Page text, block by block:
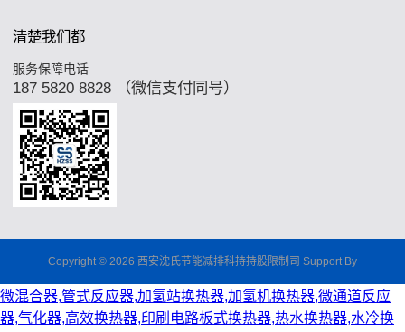
清楚我们都
服务保障电话
187 5820 8828 （微信支付同号）
Copyright © 2026 西安沈氏节能减排科持持股限制司 Support By
微混合器,管式反应器,加氢站换热器,加氢机换热器,微通道反应
器,气化器,高效换热器,印刷电路板式换热器,热水换热器,水冷换